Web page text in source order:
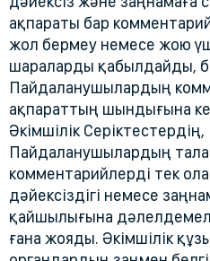
ақпараты бар
жол бермеу немесе жою
шараларды қабылдайды,
Пайдаланушылардың
ақпараттың шындығына
Әкімшілік
Пайдаланушылардың
комментарийлерді тек
дәйексіздігі немесе
қайшылығына
ғана жояды. Әкімшілік